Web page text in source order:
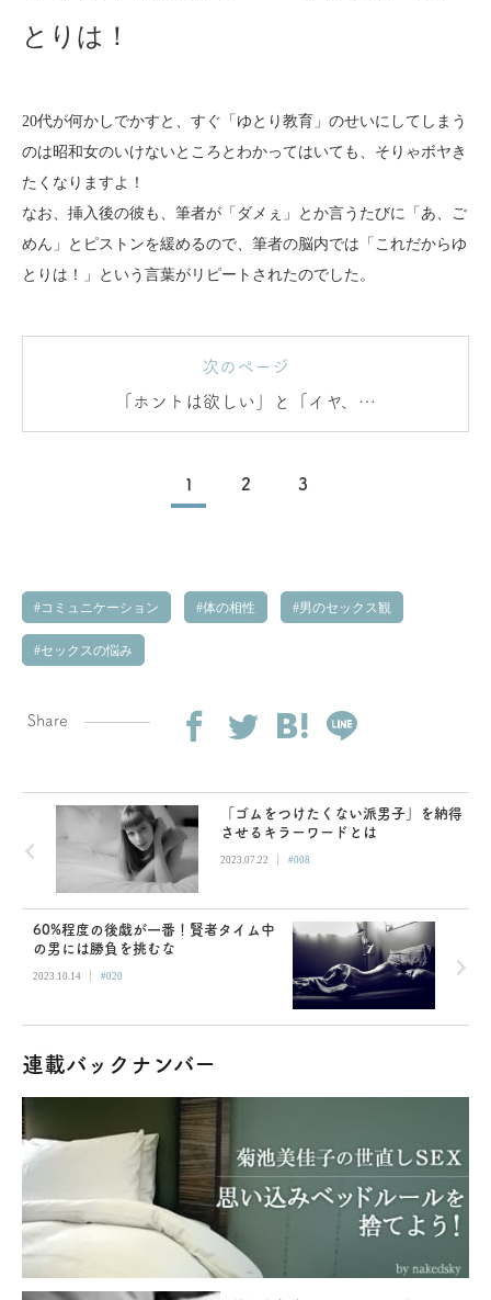
とりは！
20代が何かしでかすと、すぐ「ゆとり教育」のせいにしてしまう
のは昭和女のいけないところとわかってはいても、そりゃボヤき
たくなりますよ！
なお、挿入後の彼も、筆者が「ダメぇ」とか言うたびに「あ、ご
めん」とピストンを緩めるので、筆者の脳内では「これだからゆ
とりは！」という言葉がリピートされたのでした。
次のページ
「ホントは欲しい」と「イヤ、勘
弁してほしい」の境界線
1 2 3
コミュニケーション 体の相性 男のセックス観
セックスの悩み
Share
「ゴムをつけたくない派男子」を納得
させるキラーワードとは
2023.07.22 | #008
60%程度の後戯が一番！賢者タイム中
の男には勝負を挑むな
2023.10.14 | #020
連載バックナンバー